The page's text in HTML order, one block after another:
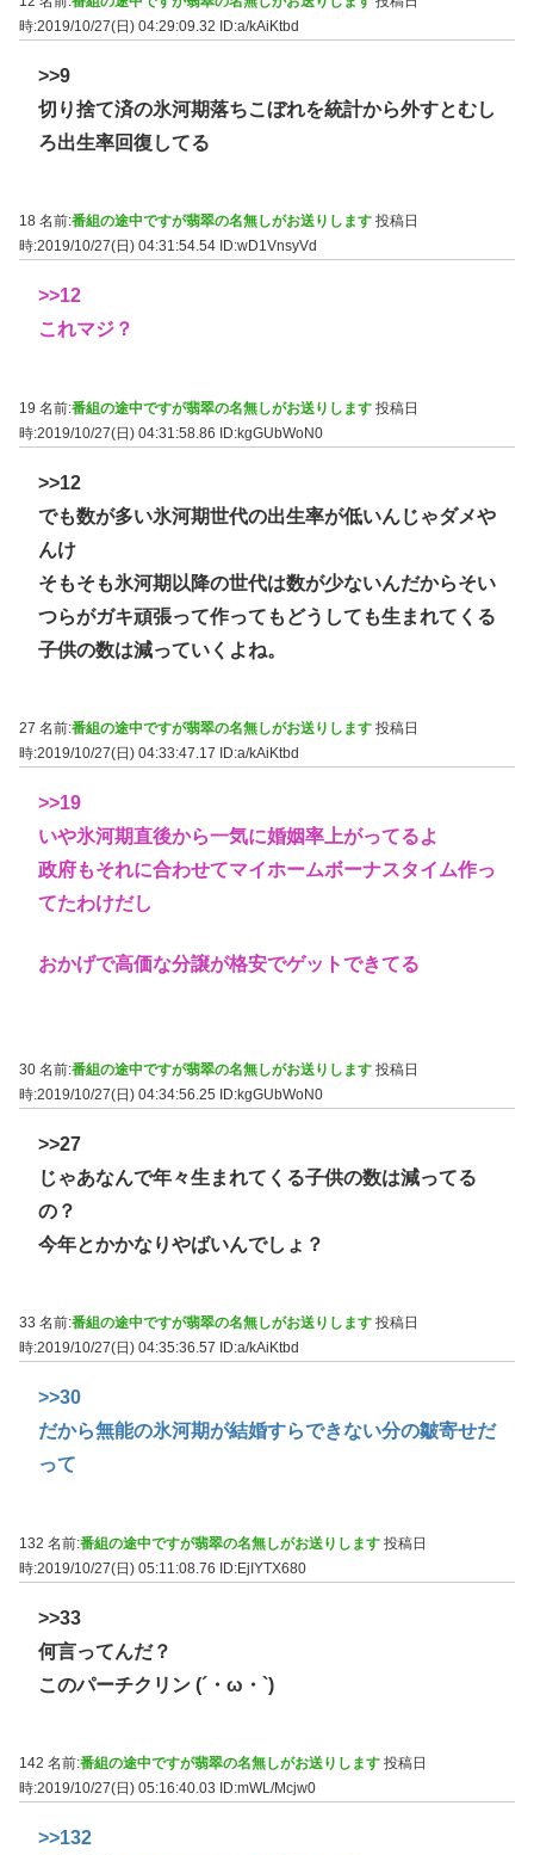
時:2019/10/27(日) 04:29:09.32 ID:a/kAiKtbd
>>9
切り捨て済の氷河期落ちこぼれを統計から外すとむし
ろ出生率回復してる
18 名前:番組の途中ですが翡翠の名無しがお送りします 投稿日
時:2019/10/27(日) 04:31:54.54 ID:wD1VnsyVd
>>12
これマジ？
19 名前:番組の途中ですが翡翠の名無しがお送りします 投稿日
時:2019/10/27(日) 04:31:58.86 ID:kgGUbWoN0
>>12
でも数が多い氷河期世代の出生率が低いんじゃダメや
んけ
そもそも氷河期以降の世代は数が少ないんだからそい
つらがガキ頑張って作ってもどうしても生まれてくる
子供の数は減っていくよね。
27 名前:番組の途中ですが翡翠の名無しがお送りします 投稿日
時:2019/10/27(日) 04:33:47.17
ID:a/kAiKtbd
>>19
いや氷河期直後から一気に婚姻率上がってるよ
政府もそれに合わせてマイホームボーナスタイム作っ
てたわけだし
おかげで高価な分譲が格安でゲットできてる
30 名前:番組の途中ですが翡翠の名無しがお送りします 投稿日
時:2019/10/27(日) 04:34:56.25 ID:kgGUbWoN0
>>27
じゃあなんで年々生まれてくる子供の数は減ってる
の？
今年とかかなりやばいんでしょ？
33 名前:番組の途中ですが翡翠の名無しがお送りします 投稿日
時:2019/10/27(日) 04:35:36.57
ID:a/kAiKtbd
>>30
だから無能の氷河期が結婚すらできない分の皺寄せだ
って
132 名前:番組の途中ですが翡翠の名無しがお送りします 投稿日
時:2019/10/27(日) 05:11:08.76 ID:EjIYTX680
>>33
何言ってんだ？
このパーチクリン (´・ω・`)
142 名前:番組の途中ですが翡翠の名無しがお送りします 投稿日
時:2019/10/27(日) 05:16:40.03
ID:mWL/Mcjw0
>>132